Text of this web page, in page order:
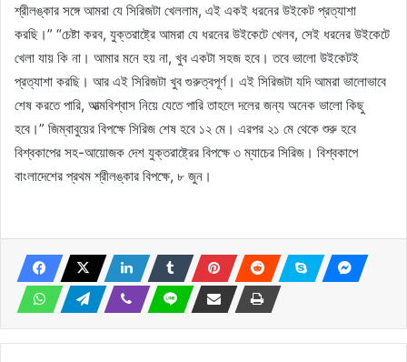
শ্রীলঙ্কার সঙ্গে আমরা যে সিরিজটা খেললাম, এই একই ধরনের উইকেট প্রত্যাশা
করছি।” “চেষ্টা করব, যুক্তরাষ্ট্রে আমরা যে ধরনের উইকেটে খেলব, সেই ধরনের উইকেটে
খেলা যায় কি না। আমার মনে হয় না, খুব একটা সহজ হবে। তবে ভালো উইকেটই
প্রত্যাশা করছি। আর এই সিরিজটা খুব গুরুত্বপূর্ণ। এই সিরিজটা যদি আমরা ভালোভাবে
শেষ করতে পারি, আত্মবিশ্বাস নিয়ে যেতে পারি তাহলে দলের জন্য অনেক ভালো কিছু
হবে।” জিম্বাবুয়ের বিপক্ষে সিরিজ শেষ হবে ১২ মে। এরপর ২১ মে থেকে শুরু হবে
বিশ্বকাপের সহ-আয়োজক দেশ যুক্তরাষ্ট্রের বিপক্ষে ৩ ম্যাচের সিরিজ। বিশ্বকাপে
বাংলাদেশের প্রথম শ্রীলঙ্কার বিপক্ষে, ৮ জুন।